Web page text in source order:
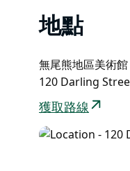
地點
無尾熊地區美術館
120 Darling
獲取路線